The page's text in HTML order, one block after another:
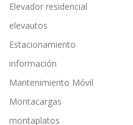
Elevador residencial
elevautos
Estacionamiento
información
Mantenimiento Móvil
Montacargas
montaplatos